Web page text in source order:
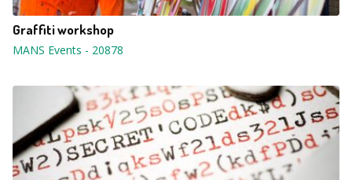
Graffiti workshop
MANS Events - 20878